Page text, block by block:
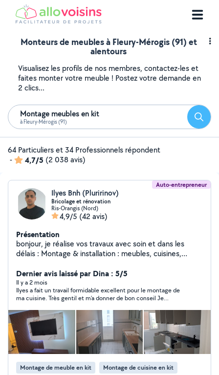
Monteurs de meubles à Fleury-Mérogis (91) et
alentours
Visualisez les profils de nos membres, contactez-les et
faites monter votre meuble ! Postez votre demande en
2 clics...
Montage meubles en kit
à Fleury-Mérogis (91)
64 Particuliers et 34 Professionnels répondent
-
4,7/5 (2 038 avis)
Auto-entrepreneur
Ilyes Bnh (Pluririnov)
Bricolage et rénovation
Ris-Orangis (Nord)
4,9/5 (42 avis)
Présentation
bonjour, je réalise vos travaux avec soin et dans les
délais : Montage & installation : meubles, cuisines,
décoratives Placo décoratif : niches, têtes de lit, faux
plafonds modernes travaux électriques : prises,
luminaires, interrupteurs, raccordement Je reste à votre
disposition
Dernier avis laissé par Dina : 5/5
Il y a 2 mois
Ilyes a fait un travail formidable excellent pour le montage de
ma cuisine. Très gentil et m’a donner de bon conseil Je
bien son travail ma cuisine a été fonctionnelle rapidement
Montage de meuble en kit Montage de cuisine en kit